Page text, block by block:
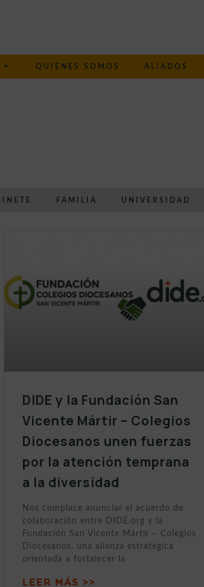
QUIENES SOMOS ALIADOS
FAMILIA UNIVERSIDAD
DIDE y la Fundación San
Vicente Mártir – Colegios
Diocesanos unen fuerzas
por la atención temprana
a la diversidad
Nos complace anunciar el acuerdo de
colaboración entre DIDE.org y la
Fundación San Vicente Mártir – Colegios
Diocesanos, una alianza estratégica
orientada a fortalecer la
LEER MÁS >>